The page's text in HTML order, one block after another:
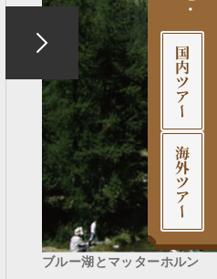
ブルー湖とマッターホルン